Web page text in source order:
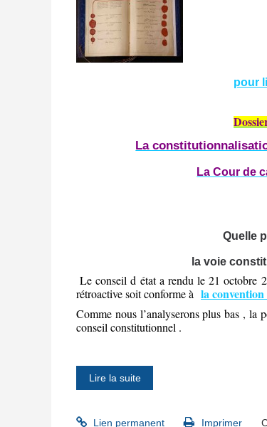
pour
La
La Cour de
Quelle
la voie
Le conseil d état a rendu le 21 octobre
rétroactive soit conforme à la
Comme nous l’analyserons plus bas , la
conseil constitutionnel .
Lire la suite
Lien permanent Imprimer